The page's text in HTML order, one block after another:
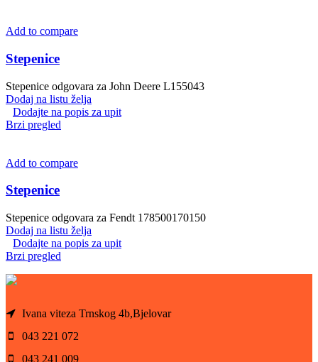
Add to compare
Stepenice
Stepenice odgovara za John Deere L155043
Dodaj na listu želja
Dodajte na popis za upit
Brzi pregled
Add to compare
Stepenice
Stepenice odgovara za Fendt 178500170150
Dodaj na listu želja
Dodajte na popis za upit
Brzi pregled
Ivana viteza Trnskog 4b,Bjelovar
043 221 072
043 241 009